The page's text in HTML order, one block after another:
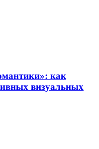
как
визуальных